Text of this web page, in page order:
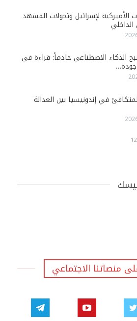
الأميركية لإسرائيل وتحولات المشهد
الذكاء الاصطناعي خادماً: قراءة في
في إندونيسيا بين العدالة
منصاتنا الاجتماعي